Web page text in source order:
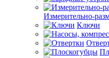
Измерительно-
Ключи